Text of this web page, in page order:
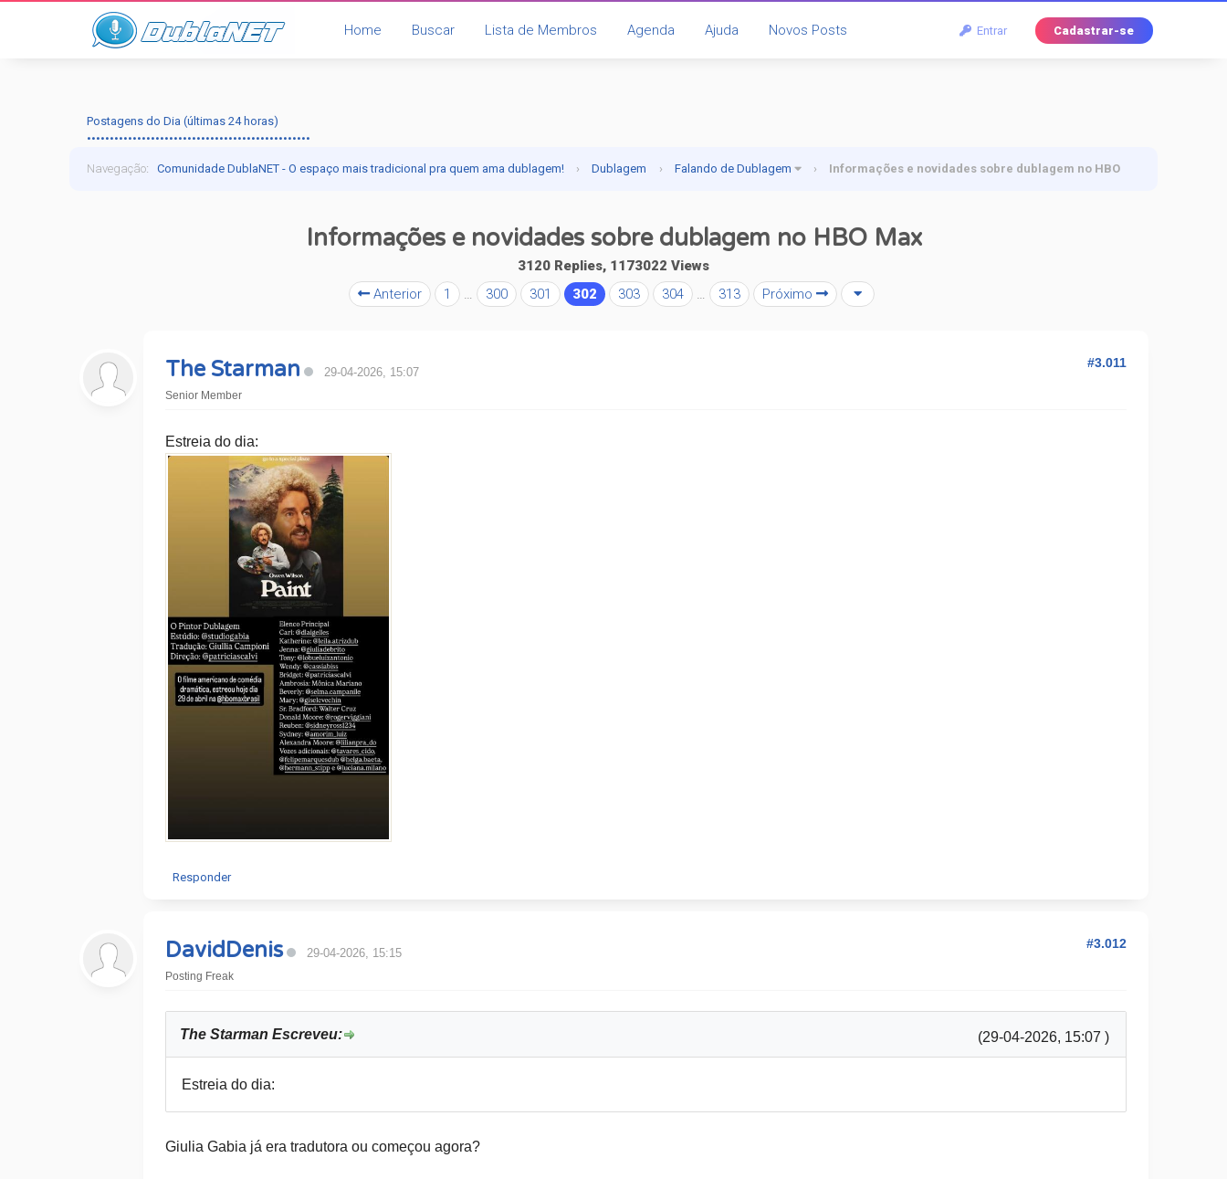
Entrar Cadastrar-se
Home Buscar Lista de Membros Agenda Ajuda Novos Posts
Postagens do Dia (últimas 24 horas)
•••••••••••••••••••••••••••••••••••••••••••••••••
Navegação:Comunidade DublaNET - O espaço mais tradicional pra quem ama dublagem! › Dublagem › Falando de Dublagem › Informações e novidades sobre dublagem no HBO
Informações e novidades sobre dublagem no HBO Max
3120 Replies, 1173022 Views
Anterior
1 … 300 301 302 303 304 … 313 Próximo
The Starman 29-04-2026, 15:07
Senior Member
#3.011
Estreia do dia:
Responder
DavidDenis 29-04-2026, 15:15
Posting Freak
#3.012
(29-04-2026, 15:07 )
The Starman Escreveu:
Estreia do dia:
Giulia Gabia já era tradutora ou começou agora?